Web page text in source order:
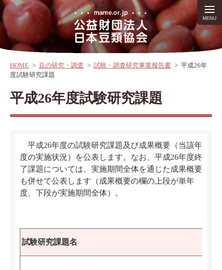
HOME > 豆の研究・調査 > 試験・調査研究事業報告書 > 平成26年
度試験研究課題
平成26年度試験研究課題
平成26年度の試験研究課題及び成果概要（当該年
度の実施状況）を公表します。なお、平成26年度終
了課題については、実施期間全体を通じた成果概要
も併せて公表します（成果概要の欄の上段が単年
度、下段が実施期間全体）。
試験研究課題名